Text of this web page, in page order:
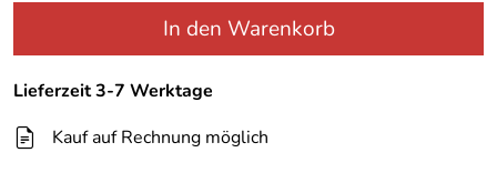
In den Warenkorb
Lieferzeit 3-7 Werktage
Kauf auf Rechnung möglich